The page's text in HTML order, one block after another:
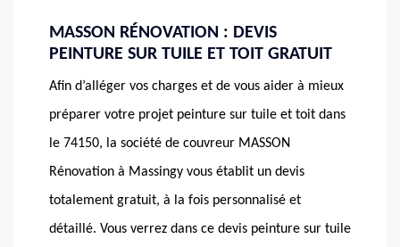
MASSON RÉNOVATION : DEVIS
PEINTURE SUR TUILE ET TOIT GRATUIT
Afin d’alléger vos charges et de vous aider à mieux
préparer votre projet peinture sur tuile et toit dans
le 74150, la société de couvreur MASSON
Rénovation à Massingy vous établit un devis
totalement gratuit, à la fois personnalisé et
détaillé. Vous verrez dans ce devis peinture sur tuile